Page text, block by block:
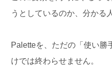
うとしているのか、分かる
Paletteを、ただの「使い勝
けでは終わらせません。